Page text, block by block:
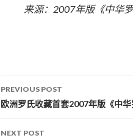
来源：2007年版《中
Post navigation
PREVIOUS POST
欧洲罗氏收藏首套2007年版《中华
NEXT POST